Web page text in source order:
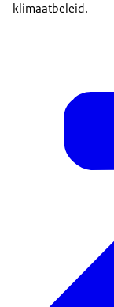
klimaatbeleid.